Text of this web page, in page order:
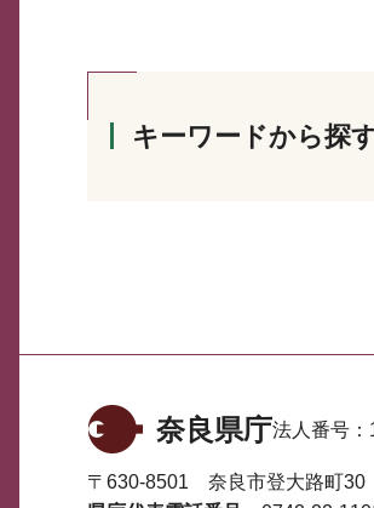
キーワードから探
奈良県庁法人番号：
〒630-8501 奈良市登大路町30